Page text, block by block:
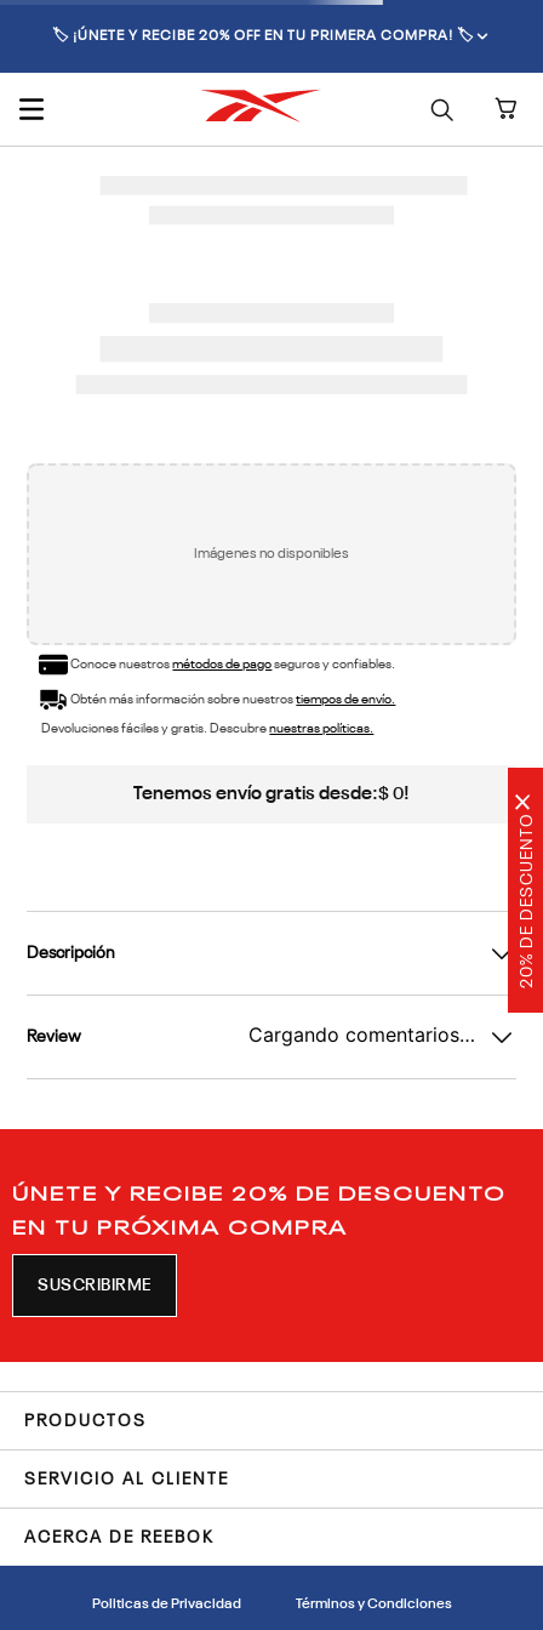
20% DE DESCUENTO
×
🏷️ ¡ÚNETE Y RECIBE 20% OFF EN TU PRIMERA COMPRA! 🏷️
Imágenes no disponibles
Conoce nuestrosmétodos de pagoseguros y confiables.
Obtén más información sobre nuestrostiempos de envío.
Devoluciones fáciles y gratis. Descubrenuestras políticas.
Tenemos envío gratis desde:$ 0!
Descripción
Review Cargando comentarios…
ÚNETE Y RECIBE 20% DE DESCUENTO
EN TU PRÓXIMA COMPRA
SUSCRIBIRME
PRODUCTOS
SERVICIO AL CLIENTE
ACERCA DE REEBOK
Politicas de Privacidad Términos y Condiciones